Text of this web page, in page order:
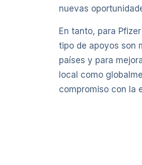
nuevas
En tanto, para
tipo de apoyos son
países y para
local como
compromiso con la